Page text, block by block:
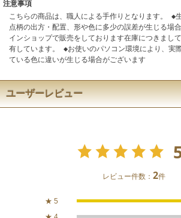
注意事項
こちらの商品は、職人による手作りとなります。 ◆
点柄の出方・配置、形や色に多少の誤差が生じる場
インショップで販売をしております在庫につきまし
有しています。 ◆お使いのパソコン環境により、実
ている色に違いが生じる場合がございます
ユーザーレビュー
レビュー件数：2件
★ 5